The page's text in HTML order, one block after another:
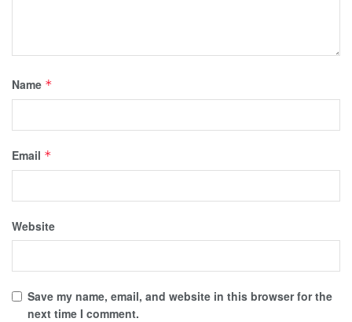
Name *
Email *
Website
Save my name, email, and website in this browser for the
next time I comment.